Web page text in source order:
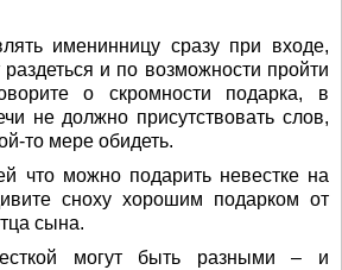
именинницу сразу при входе,
и по возможности пройти
о скромности подарка, в
не должно присутствовать слов,
то мере обидеть.
что можно подарить невестке на
сноху хорошим подарком от
сына.
могут быть разными – и